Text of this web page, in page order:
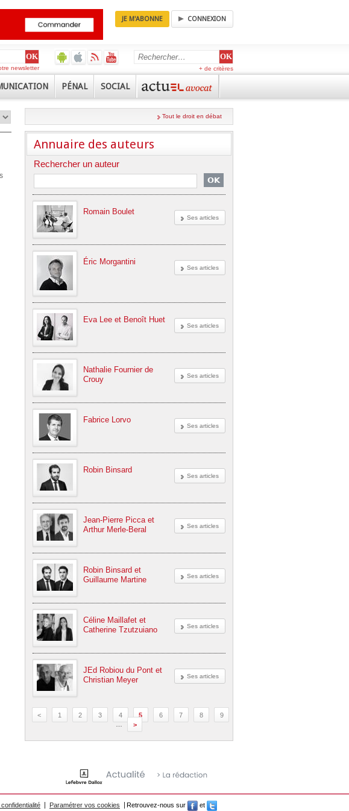
JE M'ABONNE CONNEXION
+ de critères
newsletter
PÉNAL SOCIAL
Tout le droit en débat
Annuaire des auteurs
Rechercher un auteur
Ses articles
Romain Boulet
Ses articles
Éric Morgantini
Ses articles
Eva Lee et Benoît Huet
Ses articles
Nathalie Fournier de
Crouy
Ses articles
Fabrice Lorvo
Ses articles
Robin Binsard
Ses articles
Jean-Pierre Picca et
Arthur Merle-Beral
Ses articles
Robin Binsard et
Guillaume Martine
Ses articles
Céline Maillafet et
Catherine Tzutzuiano
Ses articles
JEd Robiou du Pont et
Christian Meyer
< 1 2 3 4 5 6 7 8
9
>
confidentialité Paramétrer vos cookies Retrouvez-nous sur et